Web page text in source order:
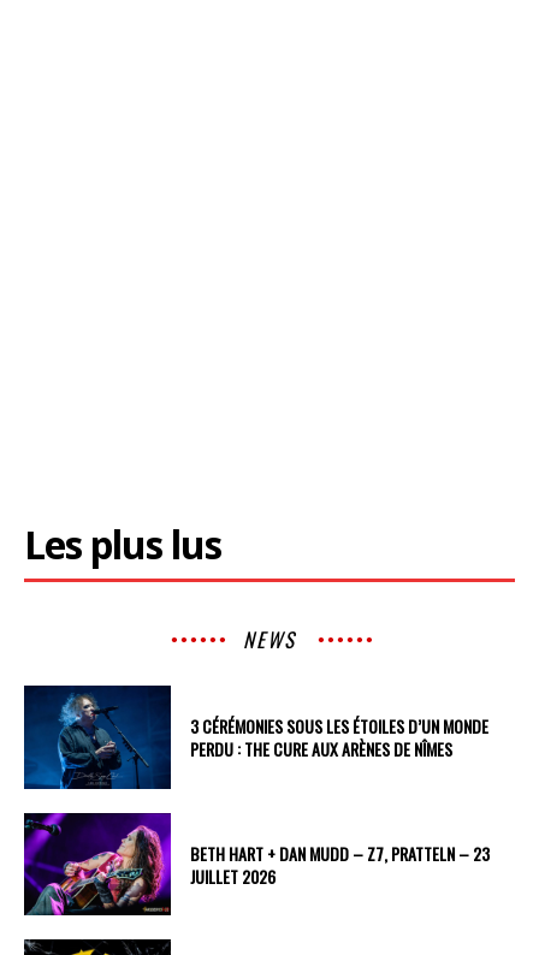
Les plus lus
NEWS
3 CÉRÉMONIES SOUS LES ÉTOILES D’UN MONDE
PERDU : THE CURE AUX ARÈNES DE NÎMES
BETH HART + DAN MUDD – Z7, PRATTELN – 23
JUILLET 2026